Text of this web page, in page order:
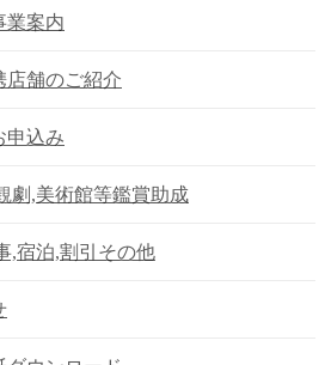
業案内
店舗のご紹介
申込み
劇,美術館等鑑賞助成
,宿泊,割引その他